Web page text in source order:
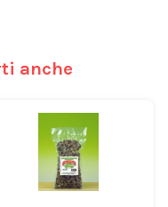
anche